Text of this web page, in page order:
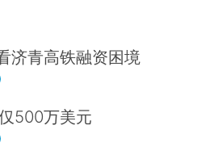
济青高铁融资困境
500万美元